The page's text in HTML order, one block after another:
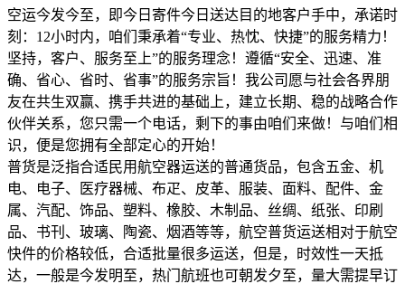
空运今发今至，即今日寄件今日送达目的地客户手中，承诺时
刻：12小时内，咱们秉承着“专业、热忱、快捷”的服务精力！
坚持，客户、服务至上”的服务理念！遵循“安全、迅速、准
确、省心、省时、省事”的服务宗旨！我公司愿与社会各界朋
友在共生双赢、携手共进的基础上，建立长期、稳的战略合作
伙伴关系，您只需一个电话，剩下的事由咱们来做！与咱们相
识，便是您拥有全部定心的开始！
普货是泛指合适民用航空器运送的普通货品，包含五金、机
电、电子、医疗器械、布疋、皮革、服装、面料、配件、金
属、汽配、饰品、塑料、橡胶、木制品、丝绸、纸张、印刷
品、书刊、玻璃、陶瓷、烟酒等等，航空普货运送相对于航空
快件的价格较低，合适批量很多运送，但是，时效性一天抵
达，一般是今发明至，热门航班也可朝发夕至，量大需提早订